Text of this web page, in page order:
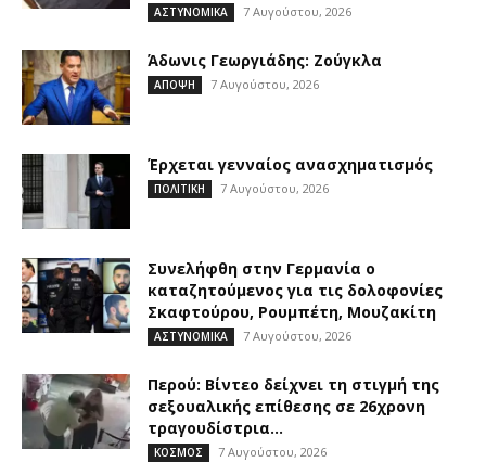
ΑΣΤΥΝΟΜΙΚΑ 7 Αυγούστου, 2026
Άδωνις Γεωργιάδης: Ζούγκλα
ΑΠΟΨΗ 7 Αυγούστου, 2026
Έρχεται γενναίος ανασχηματισμός
ΠΟΛΙΤΙΚΗ 7 Αυγούστου, 2026
Συνελήφθη στην Γερμανία ο
καταζητούμενος για τις δολοφονίες
Σκαφτούρου, Ρουμπέτη, Μουζακίτη
ΑΣΤΥΝΟΜΙΚΑ 7 Αυγούστου, 2026
Περού: Βίντεο δείχνει τη στιγμή της
σεξουαλικής επίθεσης σε 26χρονη
τραγουδίστρια...
ΚΟΣΜΟΣ 7 Αυγούστου, 2026